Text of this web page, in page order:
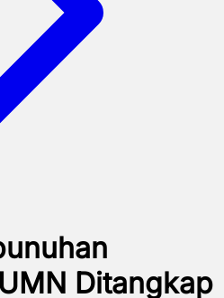
Ditangkap